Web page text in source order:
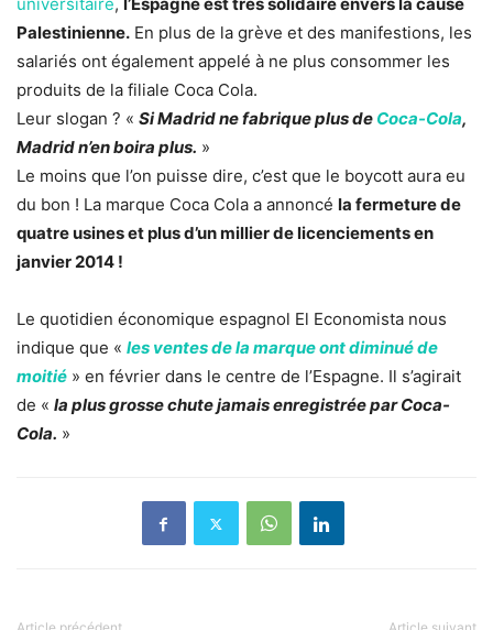
Palestinienne. En plus de la grève et des manifestions, les
salariés ont également appelé à ne plus consommer les
produits de la filiale Coca Cola.
Leur slogan ? « Si Madrid ne fabrique plus de Coca-Cola,
Madrid n’en boira plus. »
Le moins que l’on puisse dire, c’est que le boycott aura eu
du bon ! La marque Coca Cola a annoncé la fermeture de
quatre usines et plus d’un millier de licenciements en
janvier 2014 !
Le quotidien économique espagnol El Economista nous
indique que « les ventes de la marque ont diminué de
moitié » en février dans le centre de l’Espagne. Il s’agirait
de « la plus grosse chute jamais enregistrée par Coca-
Cola. »